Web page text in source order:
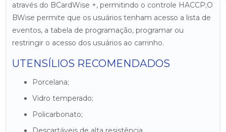
através do BCardWise +, permitindo o controle HACCP;O
BWise permite que os usuários tenham acesso a lista de
eventos, a tabela de programação, programar ou
restringir o acesso dos usuários ao carrinho.
UTENSÍLIOS RECOMENDADOS
Porcelana;
Vidro temperado;
Policarbonato;